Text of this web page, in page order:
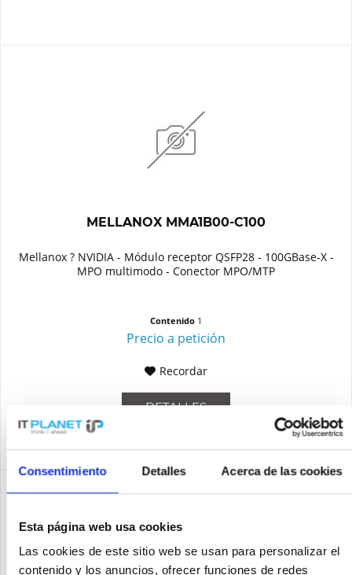
Consentimiento Detalles Acerca de las cookies
Esta página web usa cookies
Las cookies de este sitio web se usan para personalizar el
contenido y los anuncios, ofrecer funciones de redes
MELLANOX MMA1B00-C100
Mellanox ? NVIDIA - Módulo receptor QSFP28 - 100GBase-X -
MPO multimodo - Conector MPO/MTP
Contenido 1
Precio a petición
Recordar
DETALLES